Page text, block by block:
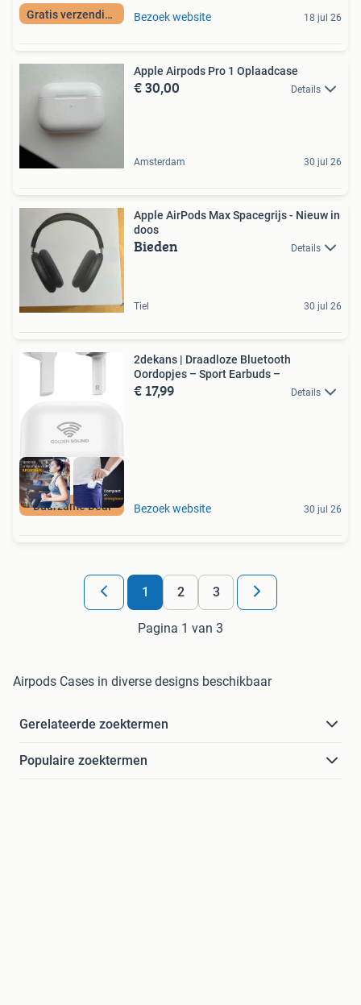
Gratis verzending Bezoek website 18 jul 26
Apple Airpods Pro 1 Oplaadcase
€ 30,00 Details
Amsterdam 30 jul 26
Apple AirPods Max Spacegrijs - Nieuw in
doos
Bieden Details
Tiel 30 jul 26
Duurzame Deal
2dekans | Draadloze Bluetooth
Oordopjes – Sport Earbuds –
€ 17,99 Details
Bezoek website 30 jul 26
1 2 3
Pagina 1 van 3
Airpods Cases in diverse designs beschikbaar
Gerelateerde zoektermen
Populaire zoektermen